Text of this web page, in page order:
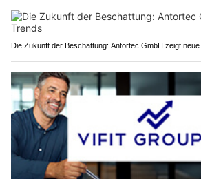
Die Zukunft der Beschattung: Antortec GmbH zeigt